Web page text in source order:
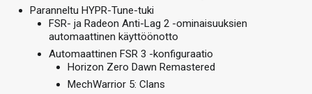
Paranneltu HYPR-Tune-tuki
FSR- ja Radeon Anti-Lag 2 -ominaisuuksien
automaattinen käyttöönotto
Automaattinen FSR 3 -konfiguraatio
Horizon Zero Dawn Remastered
MechWarrior 5: Clans